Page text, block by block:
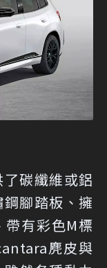
碳纖維或鋁
腳踏板、擁
有彩色M標
麂皮與